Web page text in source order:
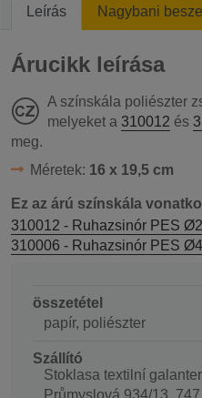
Leírás Nagybani
Árucikk leírása
A színskála poliészter
melyeket a 310012 és
meg.
Méretek: 16 x 19,5 cm
Ez az árú színskála
310012 - Ruhazsinór PES
310006 - Ruhazsinór PES
összetétel
papír, poliészter
Szállító
Stoklasa textilní
Průmyslová 934/13,